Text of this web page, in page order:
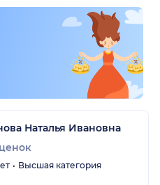
Наталья Ивановна
Высшая категория